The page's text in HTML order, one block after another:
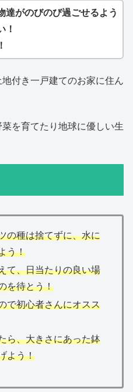
達がのびのび過ごせるよう
！
付き一戸建てのお家に住ん
を育てたり地球に優しい生
の種は捨てずに、水に
う！
て、日当たりの良い場
を待とう！
で初心者さんにオスス
ら、大きさにあった鉢
よう！